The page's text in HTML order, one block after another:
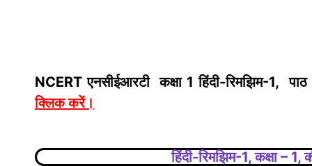
NCERT एनसीईआरटी कक्षा 1 हिंदी-रिमझिम-1,
क्लिक करें।
हिंदी-रिमझिम-1, कक्षा –